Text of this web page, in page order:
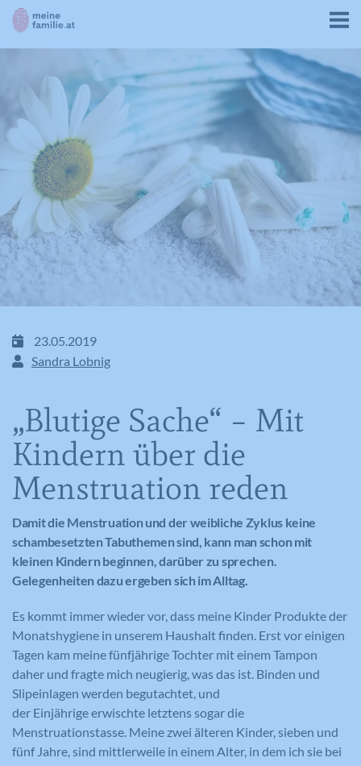
23.05.2019
Sandra Lobnig
„Blutige Sache“ – Mit
Kindern über die
Menstruation reden
Damit die Menstruation und der weibliche Zyklus keine
schambesetzten Tabuthemen sind, kann man schon mit
kleinen Kindern beginnen, darüber zu sprechen.
Gelegenheiten dazu ergeben sich im Alltag.
Es kommt immer wieder vor, dass meine Kinder Produkte der
Monatshygiene in unserem Haushalt finden. Erst vor einigen
Tagen kam meine fünfjährige Tochter mit einem Tampon
daher und fragte mich neugierig, was das ist. Binden und
Slipeinlagen werden begutachtet, und
der Einjährige erwischte letztens sogar die
Menstruationstasse. Meine zwei älteren Kinder, sieben und
fünf Jahre, sind mittlerweile in einem Alter, in dem ich sie bei